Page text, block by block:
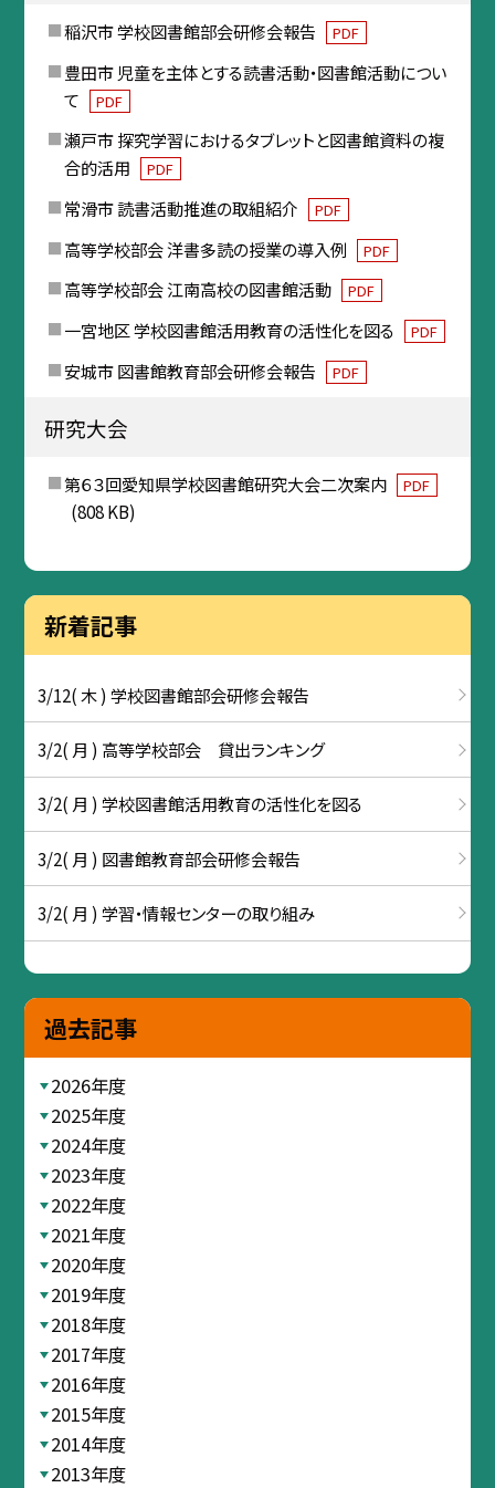
稲沢市 学校図書館部会研修会報告 PDF
豊田市 児童を主体とする読書活動・図書館活動につい
て
PDF
瀬戸市 探究学習におけるタブレットと図書館資料の複
合的活用
PDF
常滑市 読書活動推進の取組紹介 PDF
高等学校部会 洋書多読の授業の導入例 PDF
高等学校部会 江南高校の図書館活動 PDF
一宮地区 学校図書館活用教育の活性化を図る PDF
安城市 図書館教育部会研修会報告 PDF
研究大会
第６３回愛知県学校図書館研究大会二次案内 PDF
(808 KB)
新着記事
3/12( 木 ) 学校図書館部会研修会報告
3/2( 月 ) 高等学校部会 貸出ランキング
3/2( 月 ) 学校図書館活用教育の活性化を図る
3/2( 月 ) 図書館教育部会研修会報告
3/2( 月 ) 学習・情報センターの取り組み
過去記事
2026年度
2025年度
2024年度
2023年度
2022年度
2021年度
2020年度
2019年度
2018年度
2017年度
2016年度
2015年度
2014年度
2013年度